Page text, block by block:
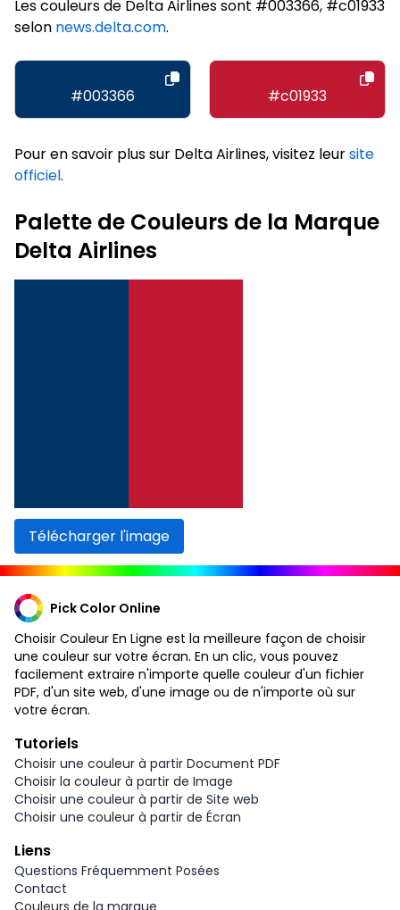
Les couleurs de Delta Airlines sont #003366, #c01933
selon news.delta.com.
#003366 #c01933
Pour en savoir plus sur Delta Airlines, visitez leursite
officiel.
Palette de Couleurs de la Marque
Delta Airlines
Télécharger l'image
Pick Color Online
Choisir Couleur En Ligne est la meilleure façon de choisir
une couleur sur votre écran. En un clic, vous pouvez
facilement extraire n'importe quelle couleur d'un fichier
PDF, d'un site web, d'une image ou de n'importe où sur
votre écran.
Tutoriels
Choisir une couleur à partir Document PDF
Choisir la couleur à partir de Image
Choisir une couleur à partir de Site web
Choisir une couleur à partir de Écran
Liens
Questions Fréquemment Posées
Contact
Couleurs de la marque